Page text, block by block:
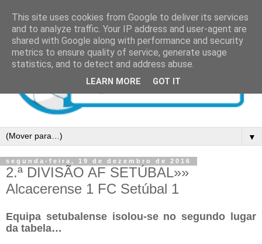
▼
segunda-feira, 19 de dezembro de 2016
2.ª DIVISÃO AF SETÚBAL»»
Alcacerense 1 FC Setúbal 1
Equipa setubalense isolou-se no segundo lugar
da tabela…
This site uses cookies from Google to deliver its services
and to analyze traffic. Your IP address and user-agent are
shared with Google along with performance and security
metrics to ensure quality of service, generate usage
statistics, and to detect and address abuse.
LEARN MORE GOT IT